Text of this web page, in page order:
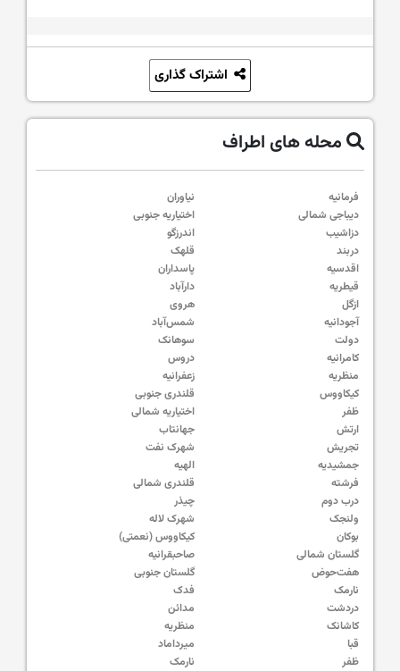
محله های اطراف
فرمانیه
نیاوران
دیباجی شمالی
اختیاریه جنوبی
دزاشیب
اندرزگو
دربند
قلهک
اقدسیه
پاسداران
قیطریه
دارآباد
ازگل
هروی
آجودانیه
شمس‌آباد
دولت
سوهانک
کامرانیه
دروس
منظریه
زعفرانیه
کیکاووس
قلندری جنوبی
ظفر
اختیاریه شمالی
ارتش
جهانتاب
تجریش
شهرک نفت
جمشیدیه
الهیه
فرشته
قلندری شمالی
درب دوم
چیذر
ولنجک
شهرک لاله
بوکان
کیکاووس (نعمتی)
گلستان شمالی
صاحبقرانیه
هفت‌حوض
گلستان جنوبی
نارمک
فدک
دردشت
مدائن
کاشانک
منظریه
قبا
میرداماد
ظفر
نارمک